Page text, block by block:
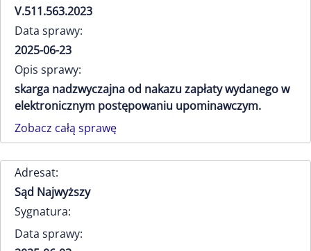
V.511.563.2023
Data sprawy:
2025-06-23
Opis sprawy:
skarga nadzwyczajna od nakazu zapłaty wydanego w
elektronicznym postępowaniu upominawczym.
Zobacz całą sprawę
Adresat:
Sąd Najwyższy
Sygnatura:
Data sprawy: